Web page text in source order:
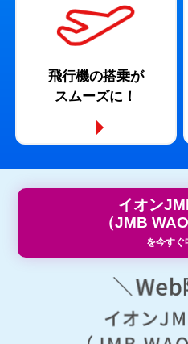
飛行機の搭乗が
スムーズに！
イオン
（JMB
を今すぐ